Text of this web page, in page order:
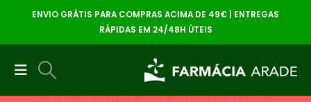
ENVIO GRÁTIS PARA COMPRAS ACIMA DE 49€ | ENTREGAS
RÁPIDAS EM 24/48H ÚTEIS